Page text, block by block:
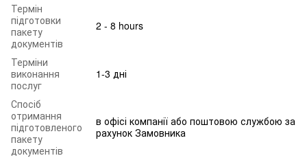
Термін
підготовки
пакету
документів
2 - 8 hours
Терміни
виконання
послуг
1-3 дні
Спосіб
отримання
підготовленого
пакету
документів
в офісі компанії або поштовою службою за
рахунок Замовника